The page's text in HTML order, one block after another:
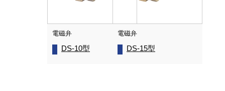
電磁弁
DS-10型
電磁弁
DS-15型